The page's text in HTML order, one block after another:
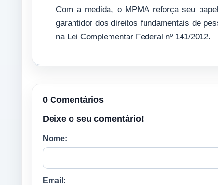
Com a medida, o MPMA reforça seu
garantidor dos direitos fundamentais de
na Lei Complementar Federal nº 141/2012.
0 Comentários
Deixe o seu comentário!
Nome:
Email: